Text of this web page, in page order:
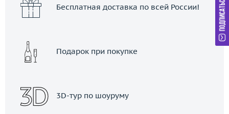
Бесплатная доставка по всей России!
Подарок при покупке
3D-тур по шоуруму